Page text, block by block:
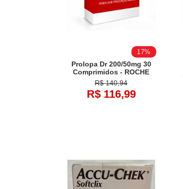
17%
Prolopa Dr 200/50mg 30
Comprimidos - ROCHE
R$ 140,94
R$ 116,99